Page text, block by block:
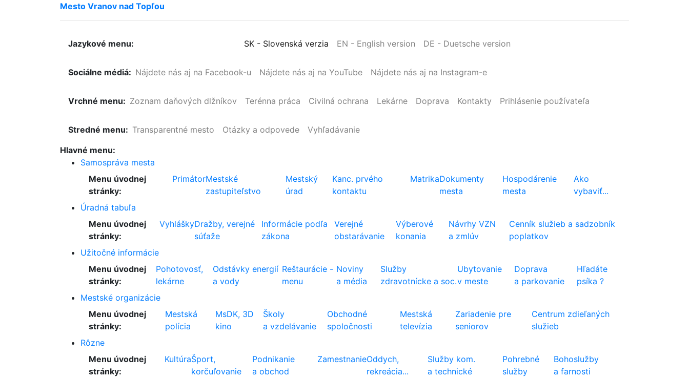
Mesto Vranov nad Topľou
Jazykové menu: SK - Slovenská verzia EN - English version DE - Duetsche version
Sociálne médiá: Nájdete nás aj na Facebook-u Nájdete nás aj na YouTube Nájdete nás aj na Instagram-e
Vrchné menu: Zoznam daňových dlžníkov Terénna práca Civilná ochrana Lekárne Doprava Kontakty Prihlásenie používateľa
Stredné menu: Transparentné mesto Otázky a odpovede
Vyhľadávanie
Hlavné menu:
Samospráva mesta
Menu úvodnej
stránky:
PrimátorMestské
zastupiteľstvo
Mestský
úrad
Kanc. prvého
kontaktu
MatrikaDokumenty
mesta
Hospodárenie
mesta
Ako
vybaviť...
Úradná tabuľa
Menu úvodnej
stránky:
VyhláškyDražby, verejné
súťaže
Informácie podľa
zákona
Verejné
obstarávanie
Výberové
konania
Návrhy VZN
a zmlúv
Cenník služieb a sadzobník
poplatkov
Užitočné informácie
Menu úvodnej
stránky:
Pohotovosť,
lekárne
Odstávky energií
a vody
Reštaurácie -
menu
Noviny
a média
Služby
zdravotnícke a soc.
Ubytovanie
v meste
Doprava
a parkovanie
Hľadáte
psíka ?
Mestské organizácie
Menu úvodnej
stránky:
Mestská
polícia
MsDK, 3D
kino
Školy
a vzdelávanie
Obchodné
spoločnosti
Mestská
televízia
Zariadenie pre
seniorov
Centrum zdieľaných
služieb
Rôzne
Menu úvodnej
stránky:
KultúraŠport,
korčuľovanie
Podnikanie
a obchod
ZamestnanieOddych,
rekreácia...
Služby kom.
a technické
Pohrebné
služby
Bohoslužby
a farnosti